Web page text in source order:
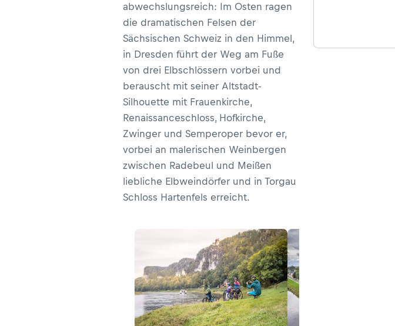
abwechslungsreich: Im Osten ragen
die dramatischen Felsen der
Sächsischen Schweiz in den Himmel,
in Dresden führt der Weg am Fuße
von drei Elbschlössern vorbei und
berauscht mit seiner Altstadt-
Silhouette mit Frauenkirche,
Renaissanceschloss, Hofkirche,
Zwinger und Semperoper bevor er,
vorbei an malerischen Weinbergen
zwischen Radebeul und Meißen
liebliche Elbweindörfer und in Torgau
Schloss Hartenfels erreicht.